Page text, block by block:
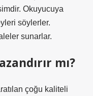
Okuyucuya
söylerler.
sunarlar.
mı?
çoğu kaliteli